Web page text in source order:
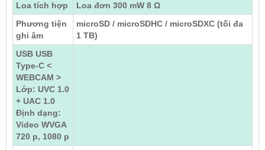
Loa tích hợp
Loa đơn 300 mW 8 Ω
Phương tiện
ghi âm
microSD / microSDHC / microSDXC (tối đa
1 TB)
USB USB
Type-C <
WEBCAM >
Lớp: UVC 1.0
+ UAC 1.0
Định dạng:
Video WVGA
720 p, 1080 p